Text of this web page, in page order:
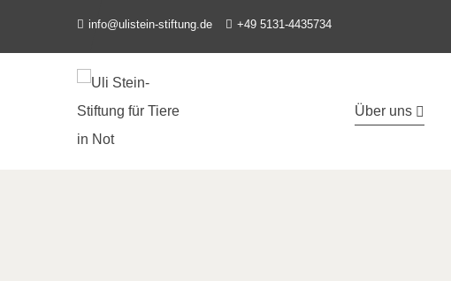
info@ulistein-stiftung.de +49 5131-4435734
Über uns